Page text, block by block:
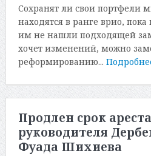
Сохранят ли свои портфели
находятся в ранге врио,
им не нашли подходящей
хочет изменений, можно
реформированию...
Продлен срок
руководителя
Фуада Шихиева